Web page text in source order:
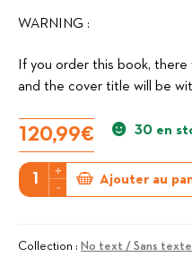
WARNING :
If you order this book, there
and the cover title will be
120,99€ 30 en
quantité
de
Chasse
+
-
Ajouter au
Collection : No text / Sans texte